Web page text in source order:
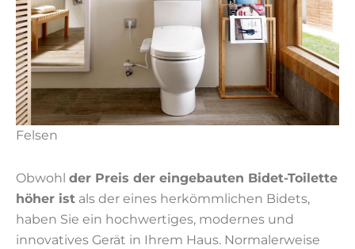
Felsen
Obwohl der Preis der eingebauten Bidet-Toilette
höher ist als der eines herkömmlichen Bidets,
haben Sie ein hochwertiges, modernes und
innovatives Gerät in Ihrem Haus. Normalerweise